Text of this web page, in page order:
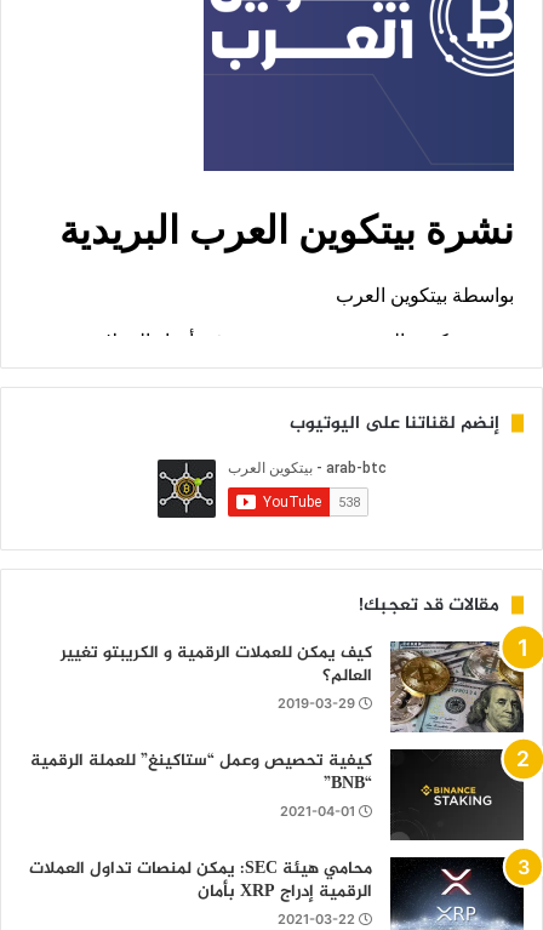
إنضم لقناتنا على اليوتيوب
مقالات قد تعجبك!
كيف يمكن للعملات الرقمية و الكريبتو تغيير
العالم؟
2019-03-29
كيفية تحصيص وعمل “ستاكينغ” للعملة الرقمية
“BNB”
2021-04-01
محامي هيئة SEC: يمكن لمنصات تداول العملات
الرقمية إدراج XRP بأمان
2021-03-22